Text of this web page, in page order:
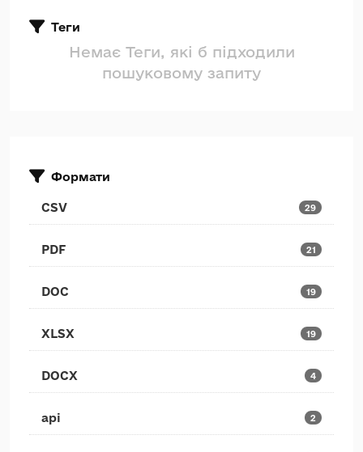
Теги
Немає Теги, які б підходили
пошуковому запиту
Формати
CSV 29
PDF 21
DOC 19
XLSX 19
DOCX 4
api 2